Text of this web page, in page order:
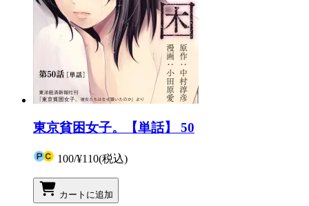
東京貧困女子。【単話】 50
100/¥110(税込)
カートに追加